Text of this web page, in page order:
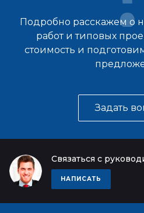
Подробно расскажем о
работ и типовых
стоимость и
Задать
Связаться с
НАПИСАТЬ